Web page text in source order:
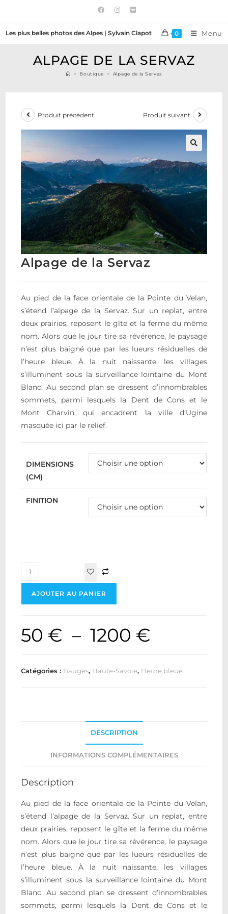
Les plus belles photos des Alpes | Sylvain Clapot 0 Menu
ALPAGE DE LA SERVAZ
> Boutique > Alpage de la Servaz
Produit précédent Produit suivant
Alpage de la Servaz
Au pied de la face orientale de la Pointe du Velan,
s’étend l’alpage de la Servaz. Sur un replat, entre
deux prairies, reposent le gîte et la ferme du même
nom. Alors que le jour tire sa révérence, le paysage
n’est plus baigné que par les lueurs résiduelles de
l’heure bleue. À la nuit naissante, les villages
s’illuminent sous la surveillance lointaine du Mont
Blanc. Au second plan se dressent d’innombrables
sommets, parmi lesquels la Dent de Cons et le
Mont Charvin, qui encadrent la ville d’Ugine
masquée ici par le relief.
DIMENSIONS
(CM)
FINITION
AJOUTER AU PANIER
50 € – 1200 €
Catégories : Bauges, Haute-Savoie, Heure bleue
DESCRIPTION
INFORMATIONS COMPLÉMENTAIRES
Description
Au pied de la face orientale de la Pointe du Velan,
s’étend l’alpage de la Servaz. Sur un replat, entre
deux prairies, reposent le gîte et la ferme du même
nom. Alors que le jour tire sa révérence, le paysage
n’est plus baigné que par les lueurs résiduelles de
l’heure bleue. À la nuit naissante, les villages
s’illuminent sous la surveillance lointaine du Mont
Blanc. Au second plan se dressent d’innombrables
sommets, parmi lesquels la Dent de Cons et le